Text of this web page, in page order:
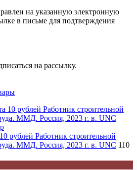
на указанную электронную
в письме для подтверждения
на рассылку.
рублей Работник строительной
ММД. Россия, 2023 г. в. UNC 110